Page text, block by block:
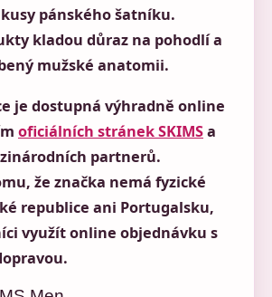
pánského šatníku.
kladou důraz na pohodlí a
mužské anatomii.
je dostupná výhradně online
oficiálních stránek SKIMSa
partnerů.
že značka nemá fyzické
republice ani Portugalsku,
využít online objednávku s